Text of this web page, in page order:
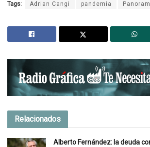
Tags: Adrian Cangi pandemia
Relacionados
Alberto Fernández: la deuda